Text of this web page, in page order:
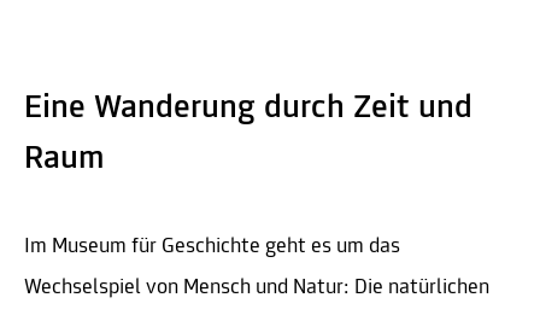
Eine Wanderung durch Zeit und
Raum
Im Museum für Geschichte geht es um das
Wechselspiel von Mensch und Natur: Die natürlichen